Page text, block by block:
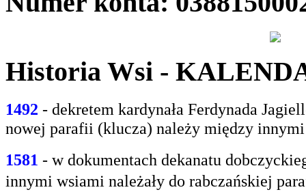
Historia Wsi -
1492 - dekretem kardynała Ferdynada
nowej parafii (klucza) należy między
1581 - wdokumentach dekanatu
innymi wsiami należały do rabczańskiej